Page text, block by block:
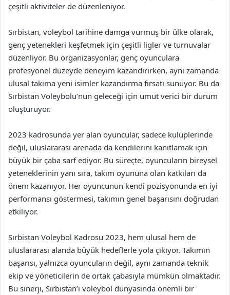
çeşitli aktiviteler de düzenleniyor.
Sırbistan, voleybol tarihine damga vurmuş bir ülke olarak,
genç yetenekleri keşfetmek için çeşitli ligler ve turnuvalar
düzenliyor. Bu organizasyonlar, genç oyunculara
profesyonel düzeyde deneyim kazandırırken, aynı zamanda
ulusal takıma yeni isimler kazandırma fırsatı sunuyor. Bu da
Sırbistan Voleybolu’nun geleceği için umut verici bir durum
oluşturuyor.
2023 kadrosunda yer alan oyuncular, sadece kulüplerinde
değil, uluslararası arenada da kendilerini kanıtlamak için
büyük bir çaba sarf ediyor. Bu süreçte, oyuncuların bireysel
yeteneklerinin yanı sıra, takım oyununa olan katkıları da
önem kazanıyor. Her oyuncunun kendi pozisyonunda en iyi
performansı göstermesi, takımın genel başarısını doğrudan
etkiliyor.
Sırbistan Voleybol Kadrosu 2023, hem ulusal hem de
uluslararası alanda büyük hedeflerle yola çıkıyor. Takımın
başarısı, yalnızca oyuncuların değil, aynı zamanda teknik
ekip ve yöneticilerin de ortak çabasıyla mümkün olmaktadır.
Bu sinerji, Sırbistan’ı voleybol dünyasında önemli bir